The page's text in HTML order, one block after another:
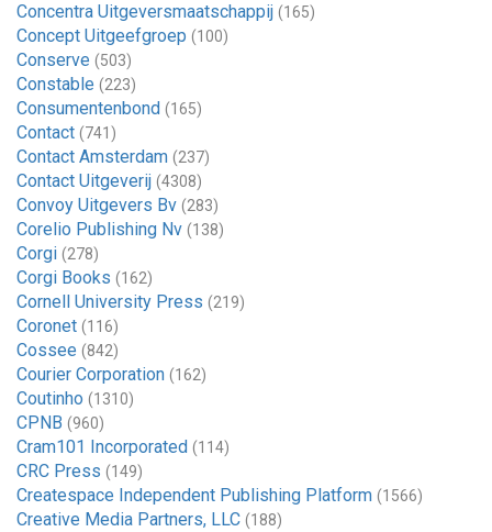
Concentra Uitgeversmaatschappij (165)
Concept Uitgeefgroep (100)
Conserve (503)
Constable (223)
Consumentenbond (165)
Contact (741)
Contact Amsterdam (237)
Contact Uitgeverij (4308)
Convoy Uitgevers Bv (283)
Corelio Publishing Nv (138)
Corgi (278)
Corgi Books (162)
Cornell University Press (219)
Coronet (116)
Cossee (842)
Courier Corporation (162)
Coutinho (1310)
CPNB (960)
Cram101 Incorporated (114)
CRC Press (149)
Createspace Independent Publishing Platform (1566)
Creative Media Partners, LLC (188)